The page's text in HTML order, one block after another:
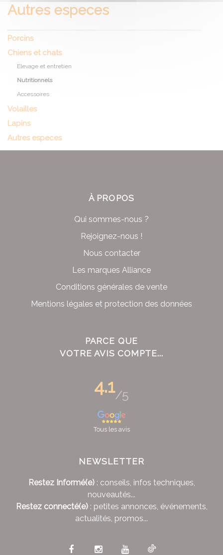
Autres especes
Porcins
Chiens et chats
Elevage et entretien
Nutritionnels
Accessoires
Volailles
Lapins
Autres especes
À PROPOS
Qui sommes-nous ?
Rejoignez-nous !
Nous contacter
Les marques Alliance
Conditions générales de vente
Mentions légales et protection des données
PARCE QUE
VOTRE AVIS COMPTE...
4.1/5
Tous les avis
NEWSLETTER
Restez Informé(e): conseils, infos techniques,
nouveautés...
Restez connecté(e): petites annonces, événements,
actualités, promos...